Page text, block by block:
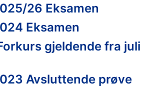
26 Eksamen
Eksamen
gjeldende fra juli
Avsluttende prøve